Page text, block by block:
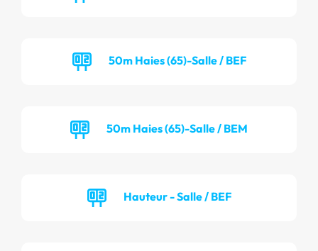
50m Haies (65)-Salle / BEF
50m Haies (65)-Salle / BEM
Hauteur - Salle / BEF